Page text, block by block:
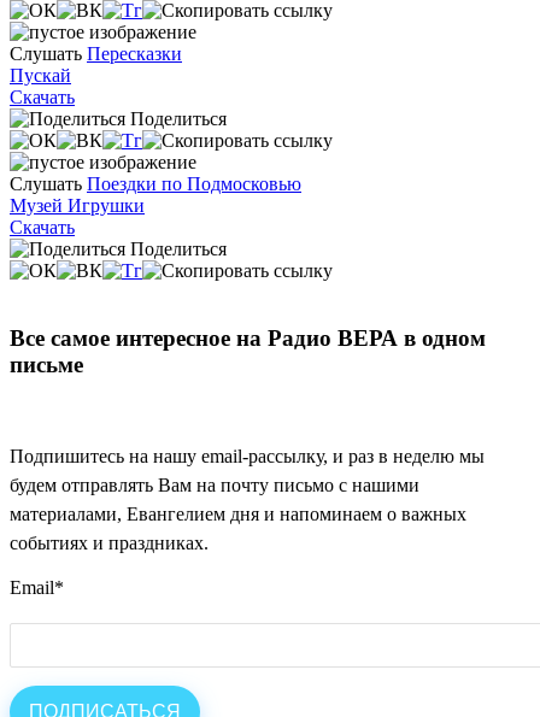
Слушать Пересказки
Пускай
Скачать
Поделиться
Слушать Поездки по Подмосковью
Музей Игрушки
Скачать
Поделиться
Все самое интересное на Радио ВЕРА в одном
письме
Подпишитесь на нашу email-рассылку, и раз в неделю мы
будем отправлять Вам на почту письмо с нашими
материалами, Евангелием дня и напоминаем о важных
событиях и праздниках.
Email*